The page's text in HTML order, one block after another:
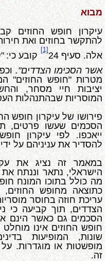
מבוא
עיקרון חופש החוזים
להתקשר בחוזים ואת
אלה. סעיף 24
[1]
קובע כי:
אשר הסכימו הצדדים".
מטרות "חופש החוזים"
יציבות חיי מסחר,
המוסריות שבהתנהלות
פירושו של עיקרון חופש
הסכמים שעשו פרטים,
ייאכפו. לפי עיקרון
להסדיר את עניניהם על
במאמר זה נציג את
הישראלי, נתאר וננתח
מה כולל בתוכו המונח
כתוצאה מחופש
עריכת חוזה בחוסר
הצדדים, תוך קביעה כי
הסכמים גם כאשר הינם
חופש החוזים אינו מוחלט
שונות, המופיעות
מופשטות או מוגדרות.
זה.